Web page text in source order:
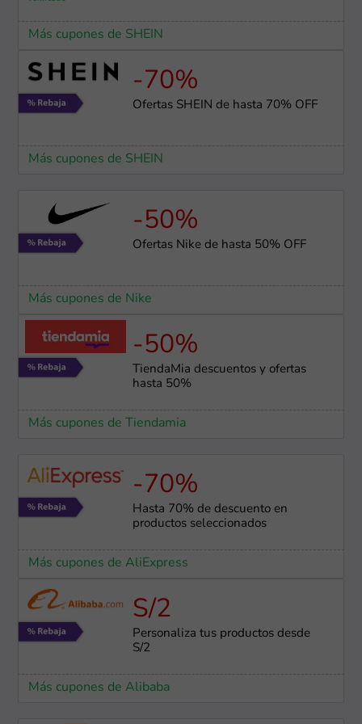
Más cupones de SHEIN
-70%
Ofertas SHEIN de hasta 70% OFF
Más cupones de SHEIN
-50%
Ofertas Nike de hasta 50% OFF
Más cupones de Nike
-50%
TiendaMia descuentos y ofertas
hasta 50%
Más cupones de Tiendamia
-70%
Hasta 70% de descuento en
productos seleccionados
Más cupones de AliExpress
S/2
Personaliza tus productos desde
S/2
Más cupones de Alibaba